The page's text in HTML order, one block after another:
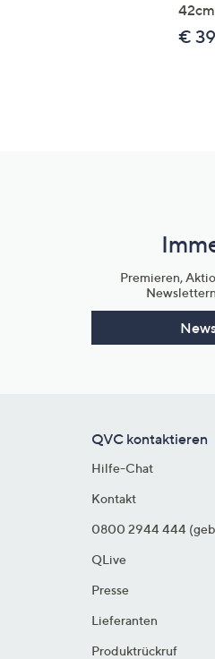
€
Premieren,
QVC kontaktieren
Hilfe-Chat
Kontakt
0800 2944 444
QLive
Presse
Lieferanten
Produktrückruf